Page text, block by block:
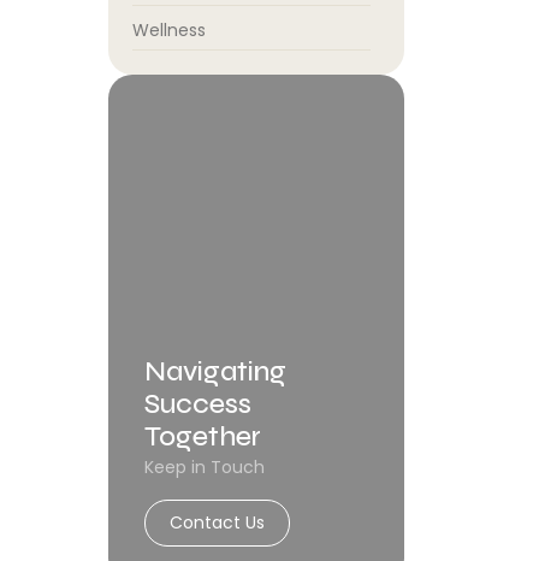
Wellness
Navigating
Success
Together
Keep in Touch
Contact Us